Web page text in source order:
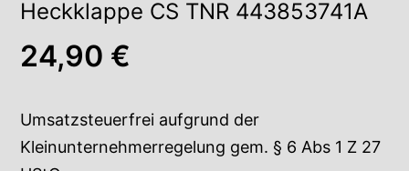
Heckklappe CS TNR 443853741A
24,90 €
Umsatzsteuerfrei aufgrund der
Kleinunternehmerregelung gem. § 6 Abs 1 Z 27